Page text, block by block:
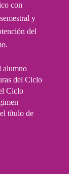
con
y
del
alumno
del Ciclo
Ciclo
título de